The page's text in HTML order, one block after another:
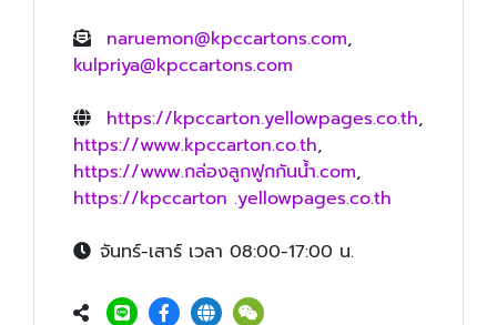
naruemon@kpccartons.com,
kulpriya@kpccartons.com
https://kpccarton.yellowpages.co.th,
https://www.kpccarton.co.th,
https://www.กล่องลูกฟูกกันน้ำ.com,
https://kpccarton .yellowpages.co.th
จันทร์-เสาร์ เวลา 08:00-17:00 น.